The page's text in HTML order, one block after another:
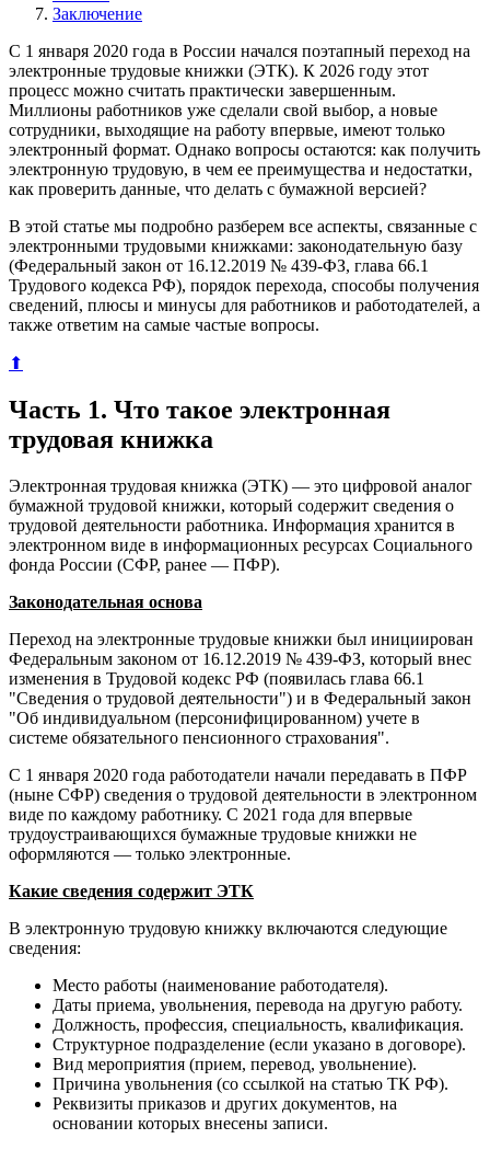
Заключение
С 1 января 2020 года в России начался поэтапный переход на
электронные трудовые книжки (ЭТК). К 2026 году этот
процесс можно считать практически завершенным.
Миллионы работников уже сделали свой выбор, а новые
сотрудники, выходящие на работу впервые, имеют только
электронный формат. Однако вопросы остаются: как получить
электронную трудовую, в чем ее преимущества и недостатки,
как проверить данные, что делать с бумажной версией?
В этой статье мы подробно разберем все аспекты, связанные с
электронными трудовыми книжками: законодательную базу
(Федеральный закон от 16.12.2019 № 439-ФЗ, глава 66.1
Трудового кодекса РФ), порядок перехода, способы получения
сведений, плюсы и минусы для работников и работодателей, а
также ответим на самые частые вопросы.
⬆
Часть 1. Что такое электронная
трудовая книжка
Электронная трудовая книжка (ЭТК) — это цифровой аналог
бумажной трудовой книжки, который содержит сведения о
трудовой деятельности работника. Информация хранится в
электронном виде в информационных ресурсах Социального
фонда России (СФР, ранее — ПФР).
Законодательная основа
Переход на электронные трудовые книжки был инициирован
Федеральным законом от 16.12.2019 № 439-ФЗ, который внес
изменения в Трудовой кодекс РФ (появилась глава 66.1
"Сведения о трудовой деятельности") и в Федеральный закон
"Об индивидуальном (персонифицированном) учете в
системе обязательного пенсионного страхования".
С 1 января 2020 года работодатели начали передавать в ПФР
(ныне СФР) сведения о трудовой деятельности в электронном
виде по каждому работнику. С 2021 года для впервые
трудоустраивающихся бумажные трудовые книжки не
оформляются — только электронные.
Какие сведения содержит ЭТК
В электронную трудовую книжку включаются следующие
сведения:
Место работы (наименование работодателя).
Даты приема, увольнения, перевода на другую работу.
Должность, профессия, специальность, квалификация.
Структурное подразделение (если указано в договоре).
Вид мероприятия (прием, перевод, увольнение).
Причина увольнения (со ссылкой на статью ТК РФ).
Реквизиты приказов и других документов, на
основании которых внесены записи.